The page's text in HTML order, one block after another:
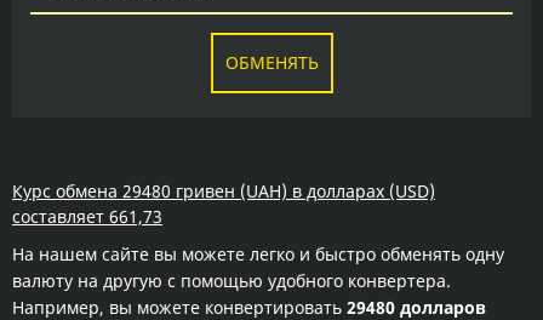
ОБМЕНЯТЬ
Курс обмена 29480 гривен (UAH) в долларах (USD)
составляет 661,73
На нашем сайте вы можете легко и быстро обменять одну
валюту на другую с помощью удобного конвертера.
Например, вы можете конвертировать 29480 долларов